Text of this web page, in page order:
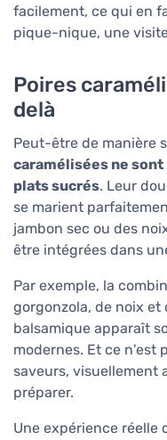
facilement, ce qui en
pique-nique, une
Poires
delà
Peut-être de manière
caramélisées ne
plats sucrés. Leur
se marient
jambon sec ou des
être intégrées dans
Par exemple, la
gorgonzola, de noix
balsamique apparaît
modernes. Et ce n'est
saveurs, visuellement
préparer.
Une expérience réelle